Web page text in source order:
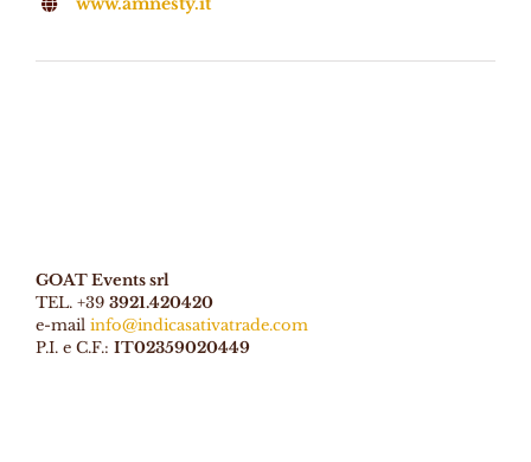
GOAT Events srl
TEL. +39 3921.420420
e-mail info@indicasativatrade.com
P.I. e C.F.: IT02359020449